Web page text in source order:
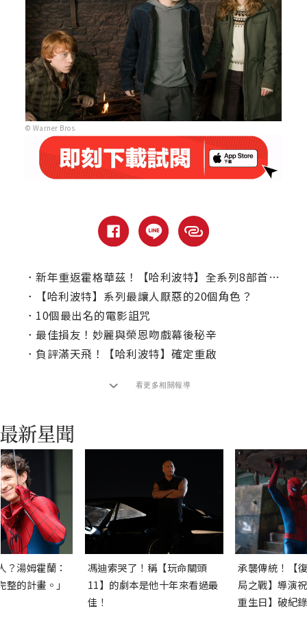
© Warner Bros
． 新年重返霍格華茲！【哈利波特】全系列8部首度聯映
．
【哈利波特】系列最讓人厭惡的20個角色？
． 10個最出名的電影詛咒
． 最佳損友！妙麗與榮恩吻戲幕後秘辛
． 負評滿天飛！【哈利波特】確定重啟
看更多相關報導
？湯姆霍蘭：
的計畫。」
馮迪索哭了！稱【玩命關頭
11】的劇本是他十年來看過最
佳！
承襲傳統！【
局之戰】導演
重生日】破紀